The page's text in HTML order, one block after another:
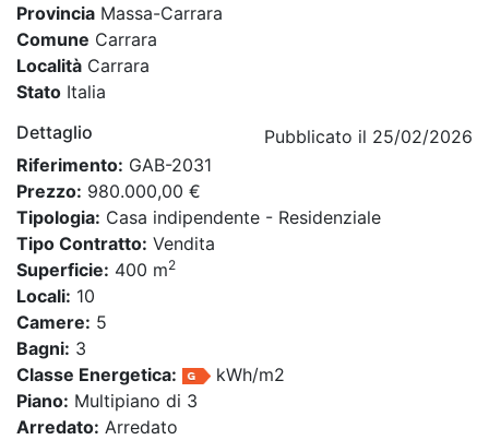
Provincia Massa-Carrara
Comune Carrara
Località Carrara
Stato Italia
Dettaglio
Pubblicato il 25/02/2026
Riferimento: GAB-2031
Prezzo: 980.000,00 €
Tipologia: Casa indipendente - Residenziale
Tipo Contratto: Vendita
Superficie: 400 m2
Locali: 10
Camere: 5
Bagni: 3
Classe Energetica:
kWh/m2
Piano: Multipiano di 3
Arredato: Arredato